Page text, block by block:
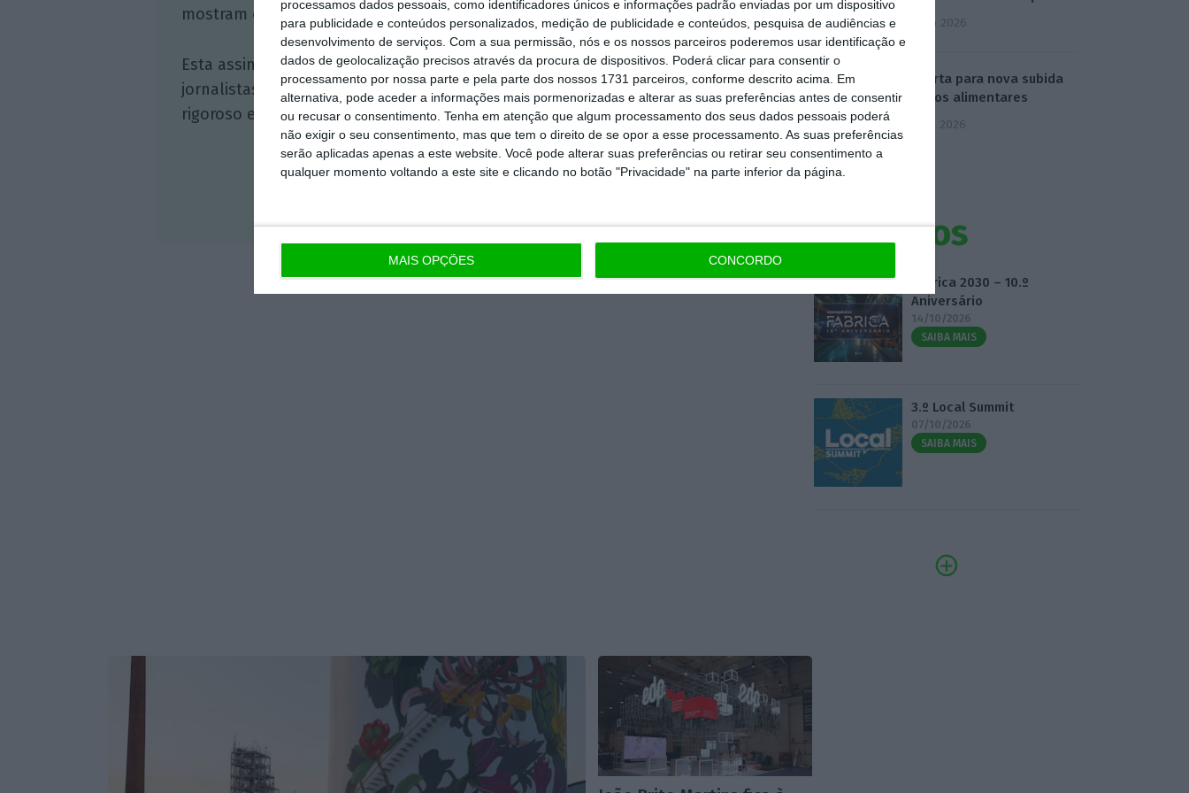
processamos dados pessoais, como identificadores únicos e informações padrão enviadas por um dispositivo
para publicidade e conteúdos personalizados, medição de publicidade e conteúdos, pesquisa de audiências e
desenvolvimento de serviços. Com a sua permissão, nós e os nossos parceiros poderemos usar identificação e
dados de geolocalização precisos através da procura de dispositivos. Poderá clicar para consentir o
processamento por nossa parte e pela parte dos nossos 1731 parceiros, conforme descrito acima. Em
alternativa, pode aceder a informações mais pormenorizadas e alterar as suas preferências antes de consentir
ou recusar o consentimento. Tenha em atenção que algum processamento dos seus dados pessoais poderá
não exigir o seu consentimento, mas que tem o direito de se opor a esse processamento. As suas preferências
serão aplicadas apenas a este website. Você pode alterar suas preferências ou retirar seu consentimento a
qualquer momento voltando a este site e clicando no botão "Privacidade" na parte inferior da página.
MAIS OPÇÕES CONCORDO
mostram o outro lado da história.
Esta assinatura é uma forma de apoiar o ECO e os seus
jornalistas. A nossa contrapartida é o jornalismo independente,
rigoroso e credível.
Assine já
4 Agosto 2026
FAO alerta para nova subida
de preços alimentares
5 Agosto 2026
Eventos
Fábrica 2030 – 10.º
Aniversário
14/10/2026
SAIBA MAIS
3.º Local Summit
07/10/2026
SAIBA MAIS